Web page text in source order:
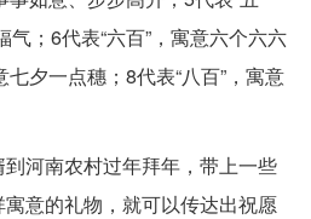
气；6代表“六百”，寓意六个六六
七夕一点穗；8代表“八百”，寓意
河南农村过年拜年，带上一些
意的礼物，就可以传达出祝愿